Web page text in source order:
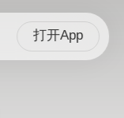
打开App